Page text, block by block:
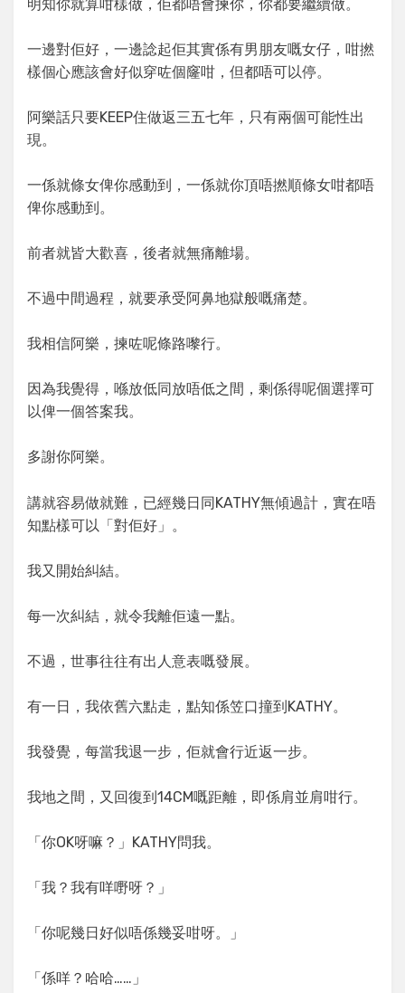
明知你就算咁樣做，佢都唔會揀你，你都要繼續做。
一邊對佢好，一邊諗起佢其實係有男朋友嘅女仔，咁撚
樣個心應該會好似穿咗個窿咁，但都唔可以停。
阿樂話只要KEEP住做返三五七年，只有兩個可能性出
現。
一係就條女俾你感動到，一係就你頂唔撚順條女咁都唔
俾你感動到。
前者就皆大歡喜，後者就無痛離場。
不過中間過程，就要承受阿鼻地獄般嘅痛楚。
我相信阿樂，揀咗呢條路嚟行。
因為我覺得，喺放低同放唔低之間，剩係得呢個選擇可
以俾一個答案我。
多謝你阿樂。
講就容易做就難，已經幾日同KATHY無傾過計，實在唔
知點樣可以「對佢好」。
我又開始糾結。
每一次糾結，就令我離佢遠一點。
不過，世事往往有出人意表嘅發展。
有一日，我依舊六點走，點知係笠口撞到KATHY。
我發覺，每當我退一步，佢就會行近返一步。
我地之間，又回復到14CM嘅距離，即係肩並肩咁行。
「你OK呀嘛？」KATHY問我。
「我？我有咩嘢呀？」
「你呢幾日好似唔係幾妥咁呀。」
「係咩？哈哈……」